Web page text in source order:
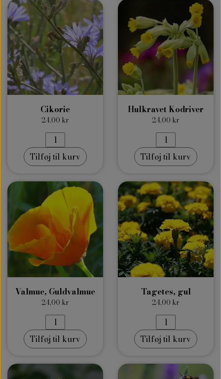
Cikorie
24,00 kr
Tilføj til kurv
Hulkravet Kodriver
24,00 kr
Tilføj til kurv
Valmue, Guldvalmue
24,00 kr
Tilføj til kurv
Tagetes, gul
24,00 kr
Tilføj til kurv